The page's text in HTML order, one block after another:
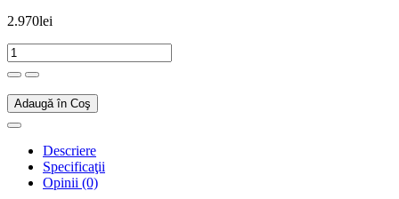
2.970lei
Adaugă în Coş
Descriere
Specificaţii
Opinii (0)